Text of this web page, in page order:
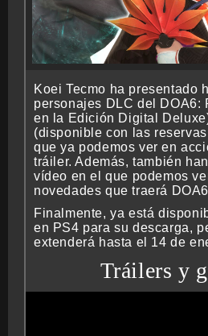
Koei Tecmo ha presentado
personajes DLC del DOA6:
en la Edición Digital
(disponible con las
que ya podemos ver en
tráiler. Además, también
vídeo en el que podemos
novedades que traerá
Finalmente, ya está
en PS4 para su descarga,
extenderá hasta el 14 de
Tráilers y